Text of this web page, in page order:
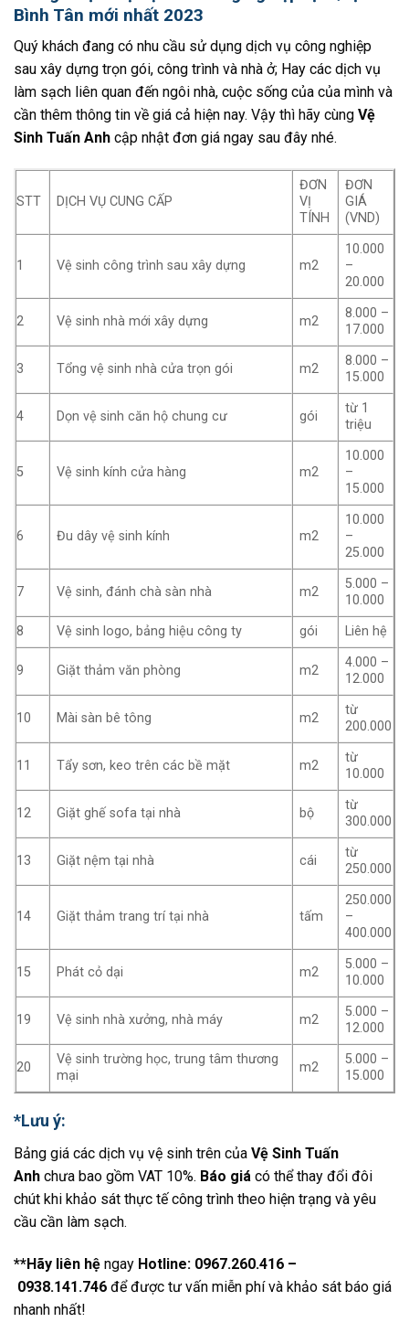
Bình Tân mới nhất 2023
Quý khách đang có nhu cầu sử dụng dịch vụ công nghiệp
sau xây dựng trọn gói, công trình và nhà ở; Hay các dịch vụ
làm sạch liên quan đến ngôi nhà, cuộc sống của của mình và
cần thêm thông tin về giá cả hiện nay. Vậy thì hãy cùng Vệ
Sinh Tuấn Anh cập nhật đơn giá ngay sau đây nhé.
STT DỊCH VỤ CUNG CẤP
ĐƠN
VỊ
TÍNH
ĐƠN
GIÁ
(VND)
1 Vệ sinh công trình sau xây dựng m2
10.000
–
20.000
2 Vệ sinh nhà mới xây dựng m2
8.000 –
17.000
3 Tổng vệ sinh nhà cửa trọn gói m2
8.000 –
15.000
4 Dọn vệ sinh căn hộ chung cư gói
từ 1
triệu
5 Vệ sinh kính cửa hàng m2
10.000
–
15.000
6 Đu dây vệ sinh kính m2
10.000
–
25.000
7 Vệ sinh, đánh chà sàn nhà m2
5.000 –
10.000
8
Vệ sinh logo, bảng hiệu công ty gói Liên hệ
9 Giặt thảm văn phòng m2
4.000 –
12.000
10 Mài sàn bê tông m2
từ
200.000
11 Tẩy sơn, keo trên các bề mặt m2
từ
10.000
12 Giặt ghế sofa tại nhà bộ
từ
300.000
13 Giặt nệm tại nhà cái
từ
250.000
14 Giặt thảm trang trí tại nhà tấm
250.000
–
400.000
15 Phát cỏ dại m2
5.000 –
10.000
19 Vệ sinh nhà xưởng, nhà máy m2
5.000 –
12.000
20
Vệ sinh trường học, trung tâm thương
mại
m2
5.000 –
15.000
*Lưu ý:
Bảng giá các dịch vụ vệ sinh trên của Vệ Sinh Tuấn
Anh chưa bao gồm VAT 10%. Báo giá có thể thay đổi đôi
chút khi khảo sát thực tế công trình theo hiện trạng và yêu
cầu cần làm sạch.
**Hãy liên hệ ngay Hotline: 0967.260.416 –
0938.141.746 để được tư vấn miễn phí và khảo sát báo giá
nhanh nhất!